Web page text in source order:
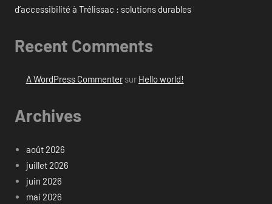
d’accessibilité à Trélissac : solutions durables
Recent Comments
A WordPress Commentersur Hello world!
Archives
août 2026
juillet 2026
juin 2026
mai 2026